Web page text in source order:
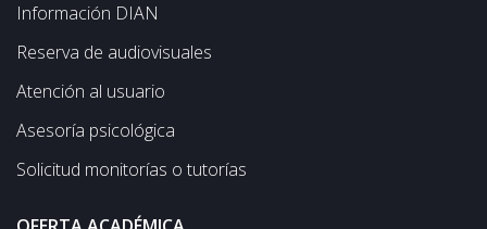
Información DIAN
Reserva de audiovisuales
Atención al usuario
Asesoría psicológica
Solicitud monitorías o tutorías